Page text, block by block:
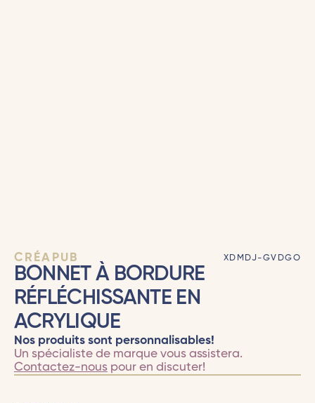
CRÉAPUB XDMDJ-GVDGO
BONNET À BORDURE
RÉFLÉCHISSANTE EN
ACRYLIQUE
Nos produits sont personnalisables!
Un spécialiste de marque vous assistera.
Contactez-nouspour en discuter!